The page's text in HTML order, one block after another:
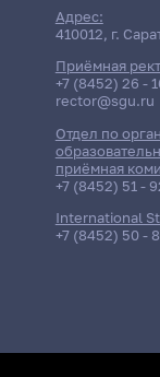
15
Адрес:
410012, г.
Приёмная
+7 (8452) 26 -
rector@sgu.ru
Отдел по
приёмная
+7 (8452) 51 -
International
+7 (8452) 50 -